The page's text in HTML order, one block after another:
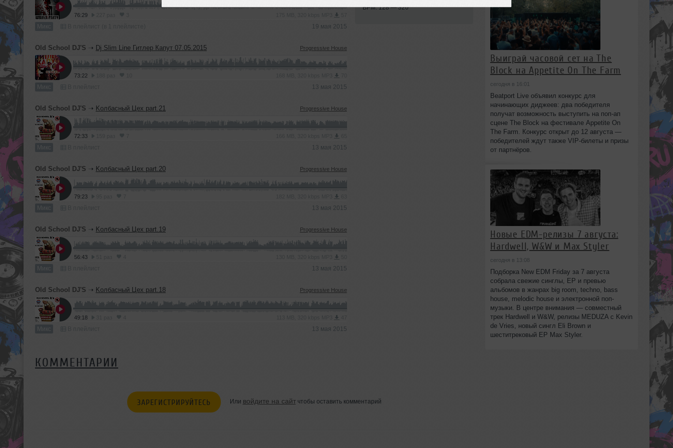
76:29
Микс 19 мая 2015
Old School DJ'S ➝ Dj Slim Line Гитлер Капут 07.05.2015 Progressive House
73:22
Микс 13 мая 2015
Old School DJ'S ➝ Kолбасный Цех part.21 Progressive House
72:33
Микс 13 мая 2015
Old School DJ'S ➝ Kолбасный Цех part.20 Progressive House
79:23
Микс 13 мая 2015
Old School DJ'S ➝ Kолбасный Цех part.19 Progressive House
56:43
Микс 13 мая 2015
Old School DJ'S ➝ Kолбасный Цех part.18 Progressive House
49:18
Микс 13 мая 2015
BPM: 128 — 320
КОММЕНТАРИИ
ЗАРЕГИСТРИРУЙТЕСЬ Или войдите на сайтчтобы оставить комментарий
Выиграй часовой сет на The
Block на Appetite On The Farm
сегодня в 16:01
Beatport Live объявил конкурс для
начинающих диджеев: два победителя
получат возможность выступить на поп‑ап
сцене The Block на фестивале Appetite On
The Farm. Конкурс открыт до 12 августа —
победителей ждут также VIP‑билеты и призы
от партнёров.
Новые EDM-релизы 7 августа:
Hardwell, W&W и Max Styler
сегодня в 13:08
Подборка New EDM Friday за 7 августа
собрала свежие синглы, EP и превью
альбомов в жанрах big room, techno, bass
house, melodic house и электронной поп-
музыки. В центре внимания — совместный
трек Hardwell и W&W, релизы MEDUZA с Kevin
de Vries, новый сингл Eli Brown и
шеститрековый EP Max Styler.